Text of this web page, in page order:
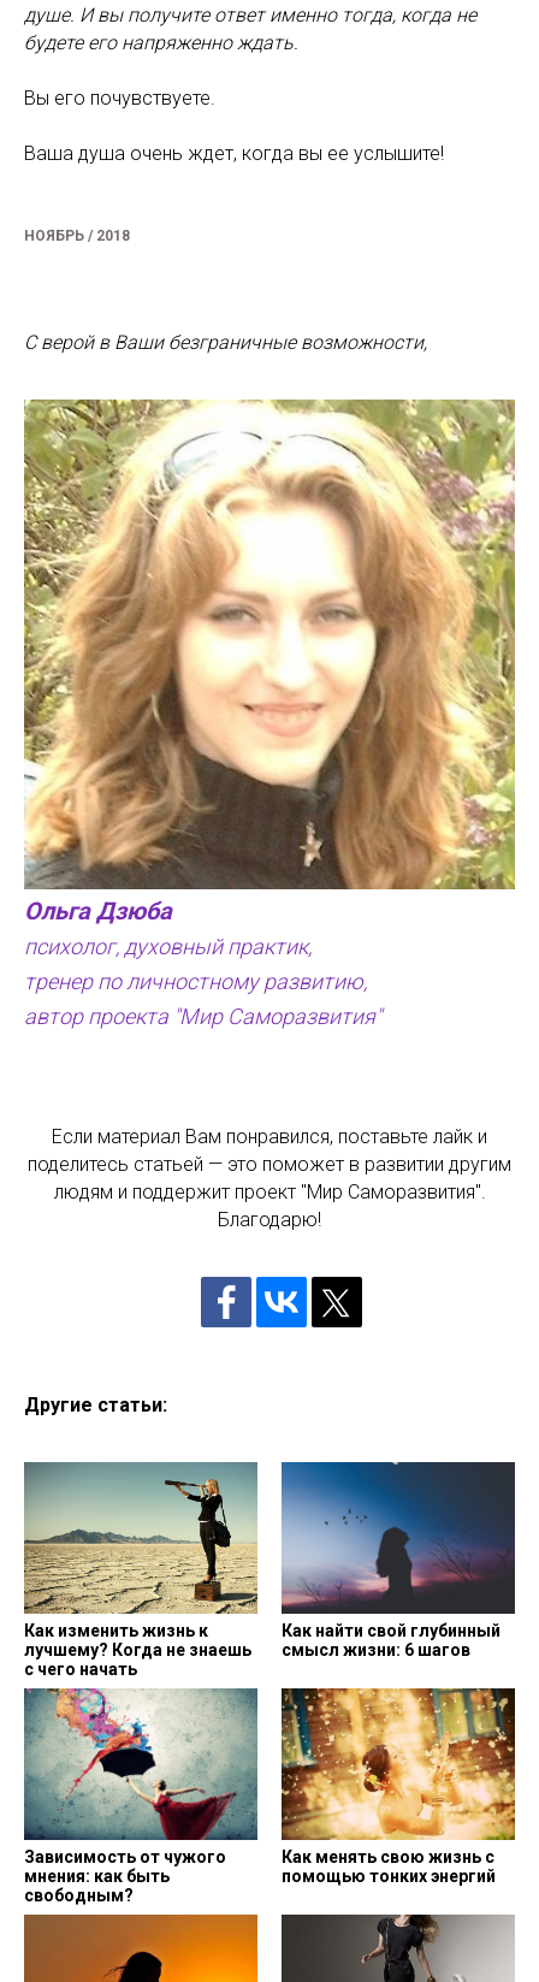
душе. И вы получите ответ именно тогда, когда не
будете его напряженно ждать.
Вы его почувствуете.
Ваша душа очень ждет, когда вы ее услышите!
НОЯБРЬ / 2018
С верой в Ваши безграничные возможности,
Ольга Дзюба
психолог, духовный практик,
тренер по личностному развитию,
автор проекта "Мир Саморазвития"
Если материал Вам понравился, поставьте лайк и
поделитесь статьей — это поможет в развитии другим
людям и поддержит проект "Мир Саморазвития".
Благодарю!
Другие статьи:
Как изменить жизнь к
лучшему? Когда не знаешь
с чего начать
Как найти свой глубинный
смысл жизни: 6 шагов
Зависимость от чужого
мнения: как быть
свободным?
Как менять свою жизнь с
помощью тонких энергий